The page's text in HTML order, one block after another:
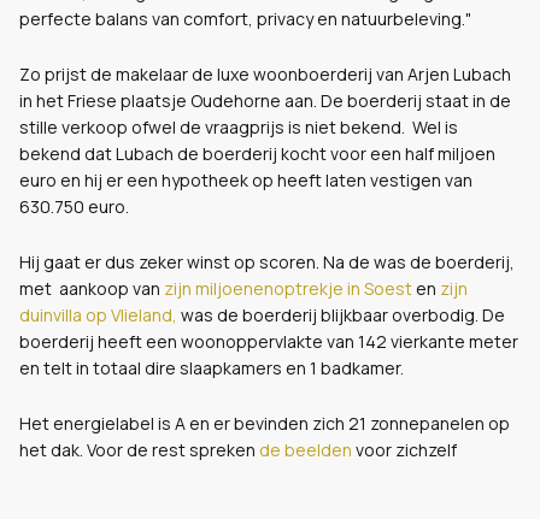
perfecte balans van comfort, privacy en natuurbeleving."
Zo prijst de makelaar de luxe woonboerderij van Arjen Lubach
in het Friese plaatsje Oudehorne aan. De boerderij staat in de
stille verkoop ofwel de vraagprijs is niet bekend. Wel is
bekend dat Lubach de boerderij kocht voor een half miljoen
euro en hij er een hypotheek op heeft laten vestigen van
630.750 euro.
Hij gaat er dus zeker winst op scoren. Na de was de boerderij,
met aankoop van zijn miljoenenoptrekje in Soest en zijn
duinvilla op Vlieland, was de boerderij blijkbaar overbodig. De
boerderij heeft een woonoppervlakte van 142 vierkante meter
en telt in totaal dire slaapkamers en 1 badkamer.
Het energielabel is A en er bevinden zich 21 zonnepanelen op
het dak. Voor de rest spreken de beelden voor zichzelf